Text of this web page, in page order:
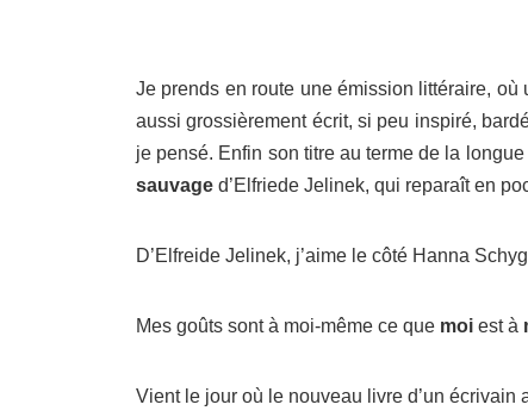
Je prends en route une émission littéraire, où
aussi grossièrement écrit, si peu inspiré,
je pensé. Enfin son titre au terme de la
sauvage d’Elfriede Jelinek, qui reparaît en
D’Elfreide Jelinek, j’aime le côté Hanna
Mes goûts sont à moi-même ce que moi est à
Vient le jour où le nouveau livre d’un écrivain